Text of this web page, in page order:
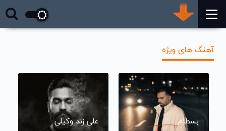
آهنگ های ویژه
بسطام علی زند وکیلی